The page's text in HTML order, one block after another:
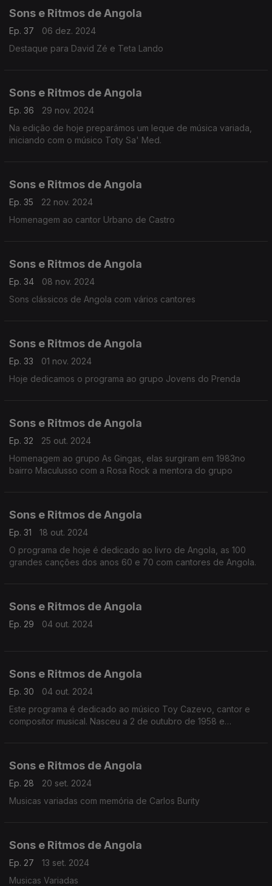
Sons e Ritmos de Angola
Ep. 37
06 dez. 2024
Destaque para David Zé e Teta Lando
Sons e Ritmos de Angola
Ep. 36
29 nov. 2024
Na edição de hoje preparámos um leque de música variada,
iniciando com o músico Toty Sa' Med.
Sons e Ritmos de Angola
Ep. 35
22 nov. 2024
Homenagem ao cantor Urbano de Castro
Sons e Ritmos de Angola
Ep. 34
08 nov. 2024
Sons clássicos de Angola com vários cantores
Sons e Ritmos de Angola
Ep. 33
01 nov. 2024
Hoje dedicamos o programa ao grupo Jovens do Prenda
Sons e Ritmos de Angola
Ep. 32
25 out. 2024
Homenagem ao grupo As Gingas, elas surgiram em 1983no
bairro Maculusso com a Rosa Rock a mentora do grupo
Sons e Ritmos de Angola
Ep. 31
18 out. 2024
O programa de hoje é dedicado ao livro de Angola, as 100
grandes canções dos anos 60 e 70 com cantores de Angola.
Sons e Ritmos de Angola
Ep. 29 04 out. 2024
Sons e Ritmos de Angola
Ep. 30
04 out. 2024
Este programa é dedicado ao músico Toy Cazevo, cantor e
compositor musical. Nasceu a 2 de outubro de 1958 e
Sons e Ritmos de Angola
Ep. 28
20 set. 2024
Musicas variadas com memória de Carlos Burity
Sons e Ritmos de Angola
Ep. 27
13 set. 2024
Musicas Variadas